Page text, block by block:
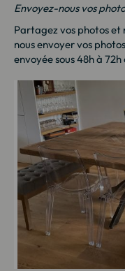
Envoyez-nous vos
Partagez vos photos et
nous envoyer vos
envoyée sous 48h à